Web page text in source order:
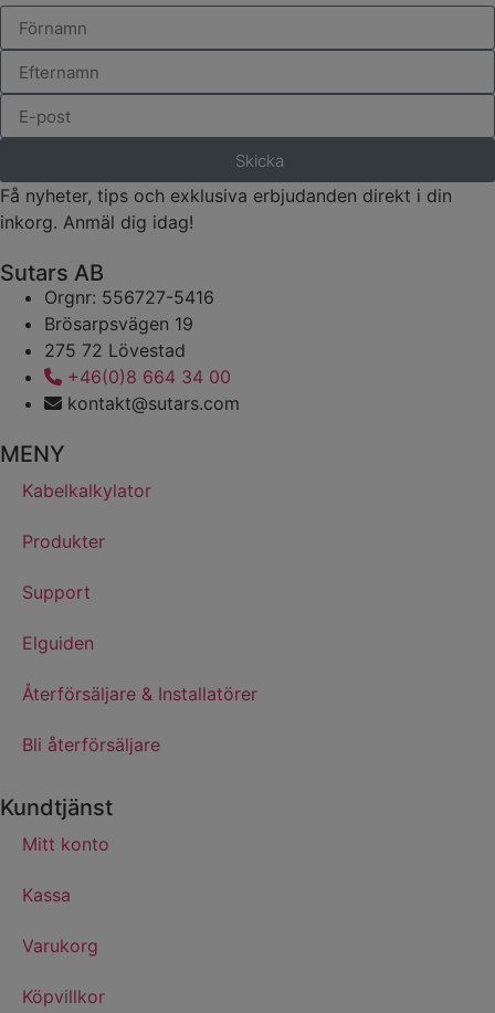
Skicka
Få nyheter, tips och exklusiva erbjudanden direkt i din
inkorg. Anmäl dig idag!
Sutars AB
Orgnr: 556727-5416
Brösarpsvägen 19
275 72 Lövestad
+46(0)8 664 34 00
kontakt@sutars.com
MENY
Kabelkalkylator
Produkter
Support
Elguiden
Återförsäljare & Installatörer
Bli återförsäljare
Kundtjänst
Mitt konto
Kassa
Varukorg
Köpvillkor